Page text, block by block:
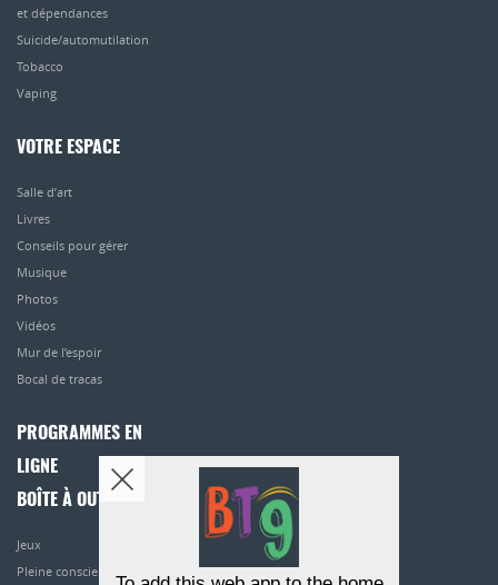
et dépendances
Suicide/automutilation
Tobacco
Vaping
VOTRE ESPACE
Salle d’art
Livres
Conseils pour gérer
Musique
Photos
Vidéos
Mur de l’espoir
Bocal de tracas
PROGRAMMES EN
LIGNE
BOÎTE À OUTILS
Jeux
Pleine conscience